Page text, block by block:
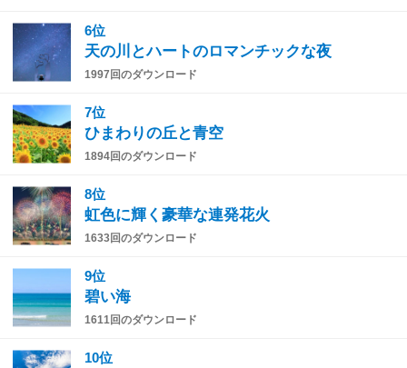
6位
天の川とハートのロマンチックな夜
1997回のダウンロード
7位
ひまわりの丘と青空
1894回のダウンロード
8位
虹色に輝く豪華な連発花火
1633回のダウンロード
9位
碧い海
1611回のダウンロード
10位